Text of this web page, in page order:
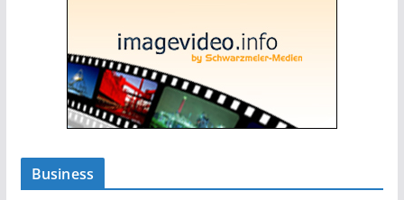
Business